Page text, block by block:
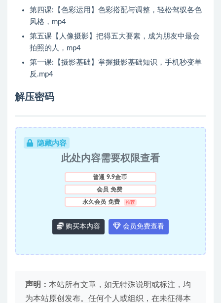
第四课:【色彩运用】色彩搭配与调整，轻松驾驭各色
风格，mp4
第五课【人像摄影】把得五大要素，成为朋友中最会
拍照的人，mp4
第一课:【摄影基础】掌握摄影基础知识，手机秒变单
反.mp4
解压密码
隐藏内容
此处内容需要权限查看
普通 9.9金币
会员 免费
永久会员 免费 推荐
购买本内容 会员免费查看
声明： 本站所有文章，如无特殊说明或标注，均
为本站原创发布。任何个人或组织，在未征得本